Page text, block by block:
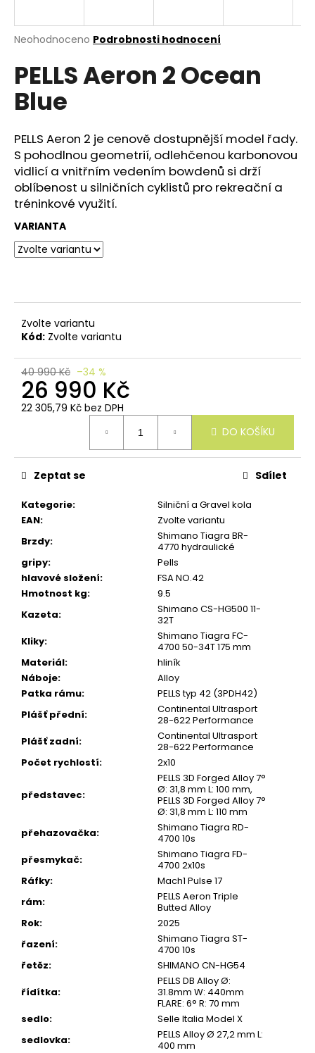
Průměrné
produktu
je
0,0
hvězdiček.
Neohodnoceno Podrobnosti hodnocení
PELLS Aeron 2 Ocean
Blue
PELLS Aeron 2 je cenově dostupnější model řady.
S pohodlnou geometrií, odlehčenou karbonovou
vidlicí a vnitřním vedením bowdenů si drží
oblíbenost u silničních cyklistů pro rekreační a
tréninkové využití.
VARIANTA
Zvolte variantu
Kód: Zvolte variantu
40 990 Kč –34 %
26 990 Kč
22 305,79 Kč bez DPH
DO KOŠÍKU
Kategorie:
Silniční a Gravel kola
EAN:
Zvolte variantu
Brzdy:
Shimano Tiagra BR-
4770 hydraulické
gripy:
Pells
hlavové složení:
FSA NO.42
Hmotnost kg:
9.5
Kazeta:
Shimano CS-HG500 11-
32T
Kliky:
Shimano Tiagra FC-
4700 50-34T 175 mm
Materiál:
hliník
Náboje:
Alloy
Patka rámu:
PELLS typ 42 (3PDH42)
Plášť přední:
Continental Ultrasport
28-622 Performance
Plášť zadní:
Continental Ultrasport
28-622 Performance
Počet rychlostí: 2x10
představec:
PELLS 3D Forged Alloy 7°
Ø: 31,8 mm L: 100 mm,
PELLS 3D Forged Alloy 7°
Ø: 31,8 mm L: 110 mm
přehazovačka:
Shimano Tiagra RD-
4700 10s
přesmykač:
Shimano Tiagra FD-
4700 2x10s
Ráfky:
Mach1 Pulse 17
rám:
PELLS Aeron Triple
Butted Alloy
Rok:
2025
řazení:
Shimano Tiagra ST-
4700 10s
řetěz:
SHIMANO CN-HG54
řídítka:
PELLS DB Alloy Ø:
31.8mm W: 440mm
FLARE: 6° R: 70 mm
sedlo:
Selle Italia Model X
sedlovka:
PELLS Alloy Ø 27,2 mm L:
400 mm
Zeptat se Sdílet
n
a
í
t
?
HLEDAT
D
r
u
u
j
e
m